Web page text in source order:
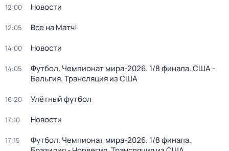
12:00 Новости
12:05 Все на Матч!
14:00 Новости
14:05
Футбол. Чемпионат мира-2026. 1/8 финала. США -
Бельгия. Трансляция из США
16:20 Улётный футбол
17:10 Новости
17:15
Футбол. Чемпионат мира-2026. 1/8 финала.